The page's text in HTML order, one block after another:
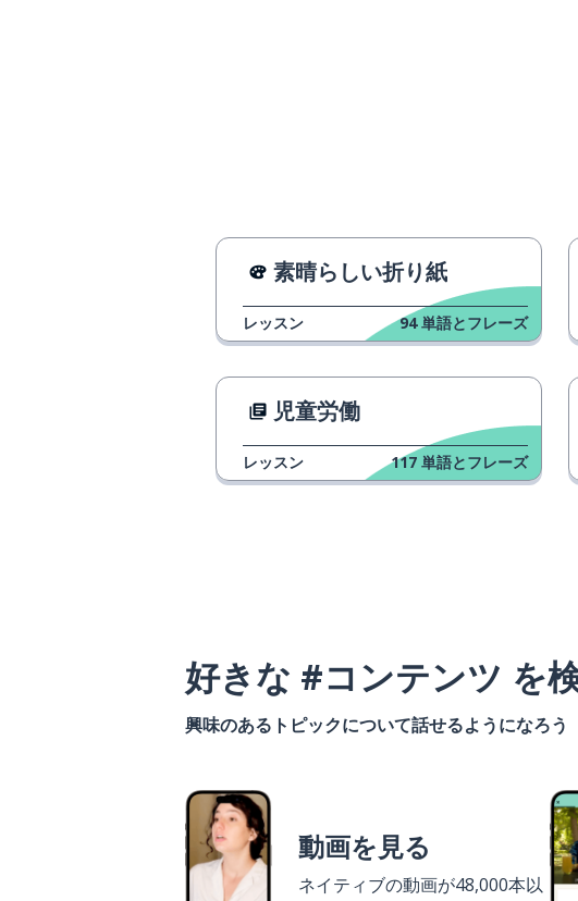
素晴らしい折り紙
レッスン 94 単語とフレーズ
児童労働
レッスン 117 単語とフレーズ
好きな #コンテンツ を
興味のあるトピックについて話せるようになろう
動画を見る
ネイティブの動画が48,000本以